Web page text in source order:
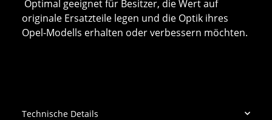
Optimal geeignet für Besitzer, die Wert auf
originale Ersatzteile legen und die Optik ihres
Opel-Modells erhalten oder verbessern möchten.
Technische Details